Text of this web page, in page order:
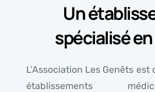
Un
spécialisé
L’Association Les Genêts
établissements